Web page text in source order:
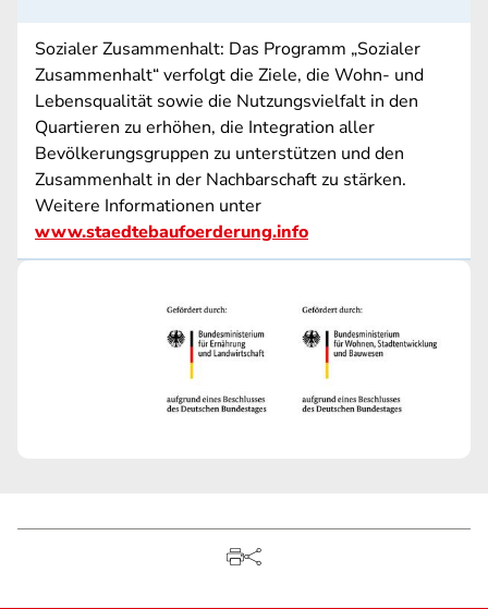
Sozialer Zusammenhalt: Das Programm „Sozialer
Zusammenhalt“ verfolgt die Ziele, die Wohn- und
Lebensqualität sowie die Nutzungsvielfalt in den
Quartieren zu erhöhen, die Integration aller
Bevölkerungsgruppen zu unterstützen und den
Zusammenhalt in der Nachbarschaft zu stärken.
Weitere Informationen unter
www.staedtebaufoerderung.info